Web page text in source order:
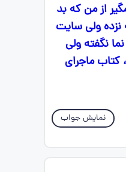
از من که بد
نزده ولی سایت
نگفته ولی
ماجرای
نمایش جواب